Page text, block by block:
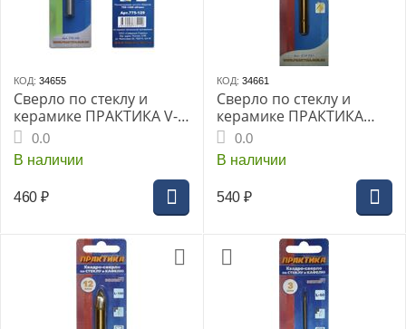
КОД: 34655
Сверло по стеклу и
керамике ПРАКТИКА V-
тип 12х90мм (1шт
блистер) (775-129)
Профи
0.0
В наличии
460 ₽
КОД: 34661
Сверло по стеклу и
керамике ПРАКТИКА
Квадро 10мм блистер
(034-991) Эксперт
0.0
В наличии
540 ₽